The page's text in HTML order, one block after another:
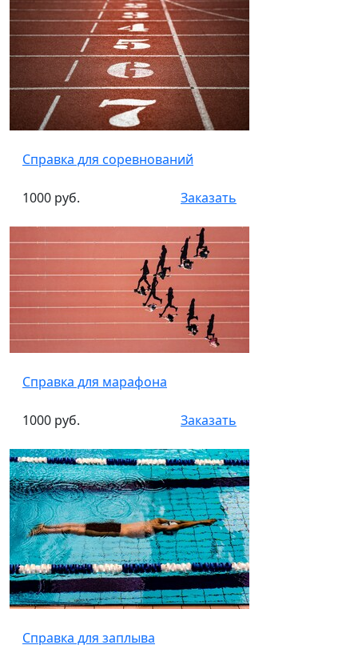
Справка для соревнований
1000 руб. Заказать
Справка для марафона
1000 руб. Заказать
Справка для заплыва